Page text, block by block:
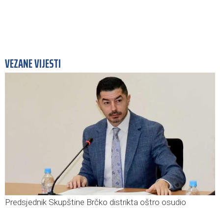
VEZANE VIJESTI
Predsjednik Skupštine Brčko distrikta oštro osudio